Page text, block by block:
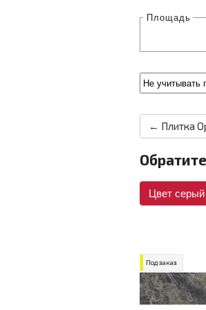
Площадь
← Плитка
Цвет серый
Под заказ